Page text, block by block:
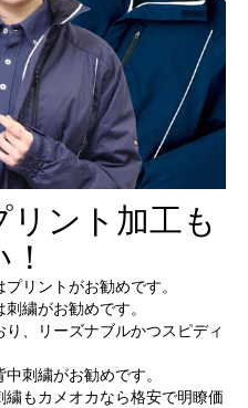
リント加工も
リントがお勧めです。
繍がお勧めです。
、リーズナブルかつスピディ
刺繍がお勧めです。
もカメオカなら格安で明瞭価